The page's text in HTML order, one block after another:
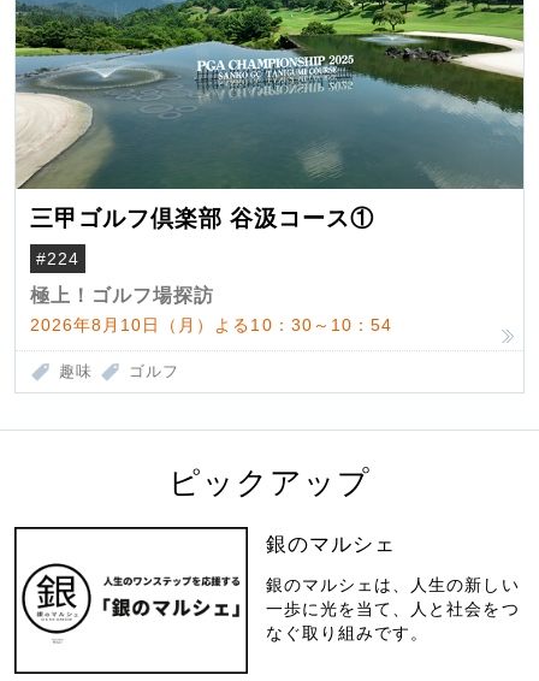
三甲ゴルフ倶楽部 谷汲コース①
#224
極上！ゴルフ場探訪
2026年8月10日（月）よる10：30～10：54
趣味 ゴルフ
ピックアップ
銀のマルシェ
銀のマルシェは、人生の新しい
一歩に光を当て、人と社会をつ
なぐ取り組みです。